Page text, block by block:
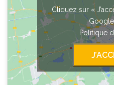
Cliquez sur «
Politique